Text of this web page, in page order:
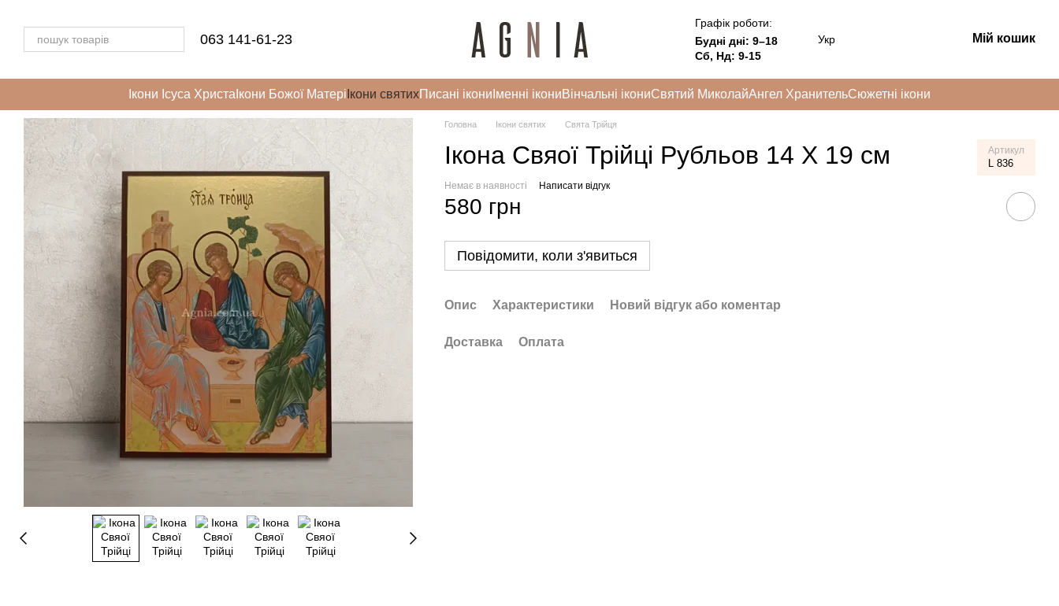
063 141-61-23
Графік роботи:
Будні дні: 9–18
Сб, Нд: 9-15
Укр Мій кошик
Ікони Ісуса Христа Ікони Божої Матері Ікони святихПисані ікони Іменні ікониВінчальні ікониСвятий МиколайАнгел ХранительСюжетні ікони
Головна Ікони святих Свята Трійця
Ікона Свяої Трійці Рубльов 14 Х 19 см Артикул
L 836
Немає в наявності Написати відгук
580 грн
Повідомити, коли з'явиться
Опис Характеристики Новий відгук або коментар
Доставка Оплата